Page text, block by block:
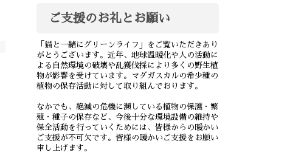
ご支援のお礼とお願い
「猫と一緒にグリーンライフ」をご覧いただきあり
がとうございます。近年、地球温暖化や人の活動に
よる自然環境の破壊や乱獲伐採により多くの野生植
物が影響を受けています。マダガスカルの希少種の
植物の保存活動に対して取り組んでおります。
なかでも、絶滅の危機に瀕している植物の保護・繁
殖・種子の保存など、今後十分な環境設備の維持や
保全活動を行っていくためには、皆様からの暖かい
ご支援が不可欠です。皆様の暖かいご支援をお願い
申し上げます。